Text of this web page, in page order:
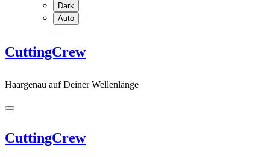
Dark
Auto
CuttingCrew
Haargenau auf Deiner Wellenlänge
CuttingCrew